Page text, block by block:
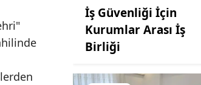
İş Güvenliği İçin
Kurumlar Arası İş
Birliği